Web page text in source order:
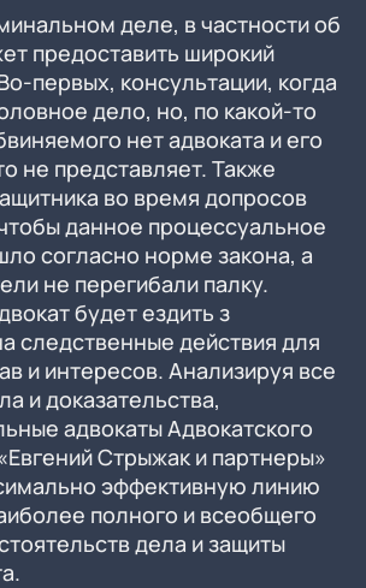
деле, в частности об
предоставить широкий
первых, консультации, когда
дело, но, по какой-то
нет адвоката и его
не представляет. Также
во время допросов
данное процессуальное
согласно норме закона, а
не перегибали палку.
будет ездить з
следственные действия для
и интересов. Анализируя все
и доказательства,
адвокаты Адвокатского
Стрыжак и партнеры»
эффективную линию
полного и всеобщего
дела и защиты